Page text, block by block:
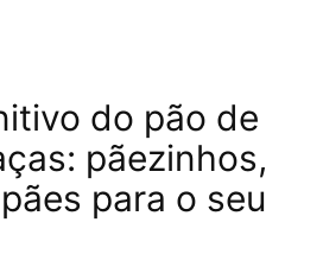
do pão de
pãezinhos,
para o seu